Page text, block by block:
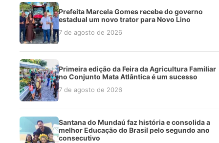
Prefeita Marcela Gomes recebe do governo
estadual um novo trator para Novo Lino
7 de agosto de 2026
Primeira edição da Feira da Agricultura Familiar
no Conjunto Mata Atlântica é um sucesso
7 de agosto de 2026
Santana do Mundaú faz história e consolida a
melhor Educação do Brasil pelo segundo ano
consecutivo